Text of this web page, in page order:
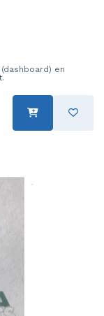
en